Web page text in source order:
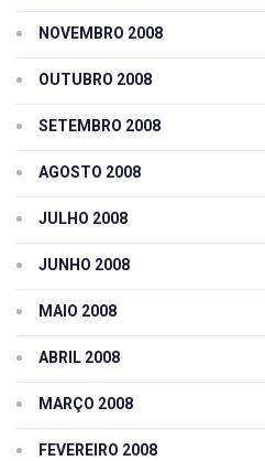
NOVEMBRO 2008
OUTUBRO 2008
SETEMBRO 2008
AGOSTO 2008
JULHO 2008
JUNHO 2008
MAIO 2008
ABRIL 2008
MARÇO 2008
FEVEREIRO 2008